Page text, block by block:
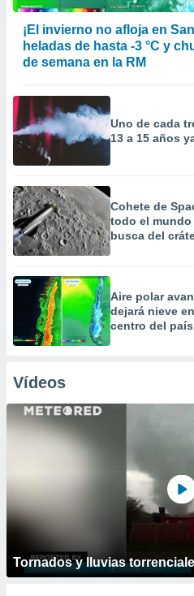
¡El invierno no afloja en
heladas de hasta -3 °C y
de semana en la RM
Uno de cada
13 a 15 años
Cohete de
todo el mundo
busca del
Aire polar
dejará nieve
centro del
Vídeos
Tornados y lluvias